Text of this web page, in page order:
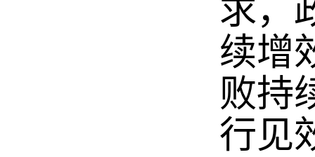
求，
续增
败持
行见